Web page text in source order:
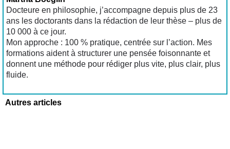
Docteure en philosophie, j’accompagne depuis plus de 23
ans les doctorants dans la rédaction de leur thèse – plus de
10 000 à ce jour.
Mon approche : 100 % pratique, centrée sur l’action. Mes
formations aident à structurer une pensée foisonnante et
donnent une méthode pour rédiger plus vite, plus clair, plus
fluide.
Autres articles